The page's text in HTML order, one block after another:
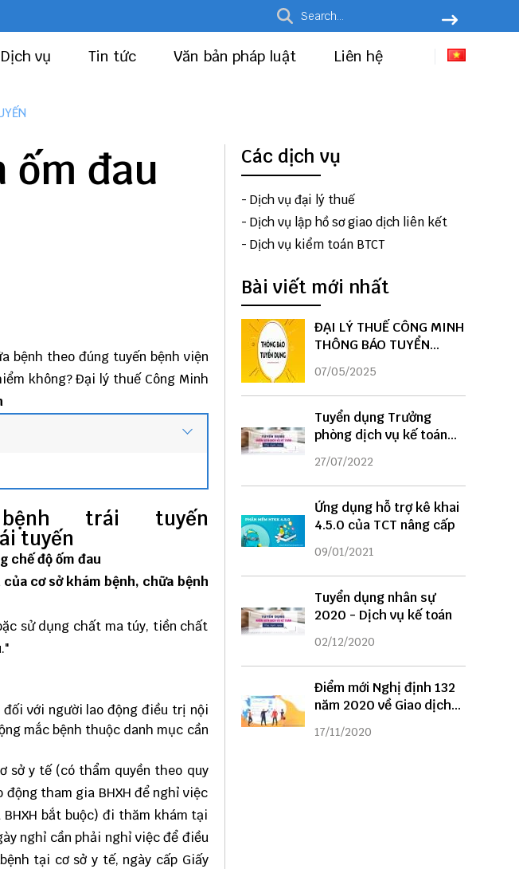
Dịch vụ Tin tức Văn bản pháp luật Liên hệ
ốm đau
bệnh theo đúng tuyến bệnh viện
không?Đại lý thuế Công Minh
trái tuyến
chế độ ốm đau
cơ sở khám bệnh, chữa bệnh
sử dụng chất ma túy, tiền chất
đối với người lao động điều trị nội
mắc bệnh thuộc danh mục cần
sở y tế (có thẩm quyền theo quy
động tham gia BHXH để nghỉ việc
bắt buộc) đi thăm khám tại
nghỉ cần phải nghỉ việc để điều
tại cơ sở y tế, ngày cấp Giấy
Các dịch vụ
- Dịch vụ đại lý thuế
- Dịch vụ lập hồ sơ giao dịch liên kết
- Dịch vụ kiểm toán BTCT
Bài viết mới nhất
ĐẠI LÝ THUẾ CÔNG MINH
THÔNG BÁO TUYỂN
DỤNG
07/05/2025
Tuyển dụng Trưởng
phòng dịch vụ kế toán
năm 2022
27/07/2022
Ứng dụng hỗ trợ kê khai
4.5.0 của TCT nâng cấp
09/01/2021
Tuyển dụng nhân sự
2020 - Dịch vụ kế toán
02/12/2020
Điểm mới Nghị định 132
năm 2020 về Giao dịch
liên kết
17/11/2020